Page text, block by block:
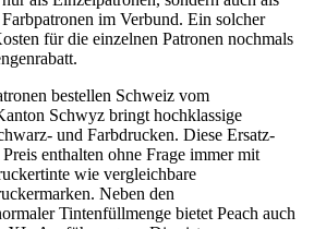
im Verbund. Ein solcher
für die einzelnen Patronen nochmals
bestellen Schweiz vom
Schwyz bringt hochklassige
und Farbdrucken. Diese Ersatz-
enthalten ohne Frage immer mit
wie vergleichbare
Neben den
Tintenfüllmenge bietet Peach auch